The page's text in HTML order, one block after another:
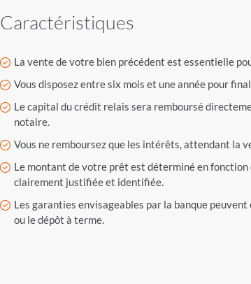
Caractéristiques
La vente de votre bien précédent est essentielle
Vous disposez entre six mois et une année pour
Le capital du crédit relais sera remboursé
notaire.
Vous ne remboursez que les intérêts, attendant la
Le montant de votre prêt est déterminé en
clairement justifiée et identifiée.
Les garanties envisageables par la banque
ou le dépôt à terme.